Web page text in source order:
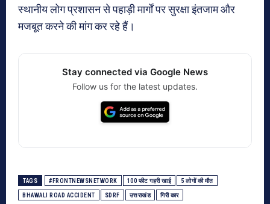
स्थानीय लोग प्रशासन से पहाड़ी मार्गों पर सुरक्षा इंतजाम और
मजबूत करने की मांग कर रहे हैं।
Stay connected via Google News
Follow us for the latest updates.
TAGS #FRONTNEWSNETWORK 100 फीट गहरी खाई 5 लोगों की मौत
BHAWALI ROAD ACCIDENT SDRF उत्तराखंड गिरी कार